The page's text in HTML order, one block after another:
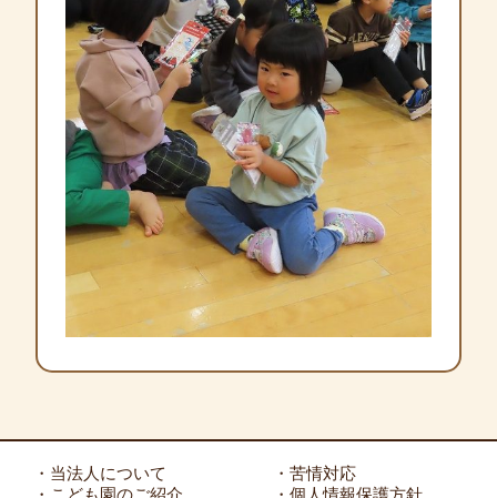
・当法人について
・こども園のご紹介
・苦情対応
・個人情報保護方針